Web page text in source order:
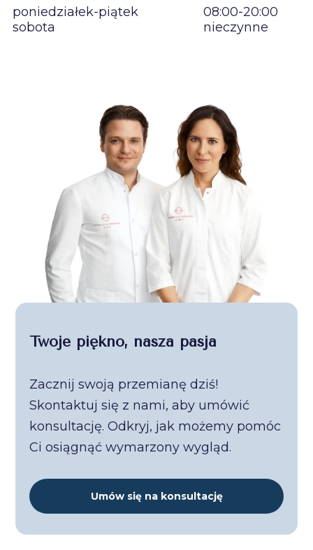
poniedziałek-piątek
08:00-20:00
sobota
nieczynne
Twoje piękno, nasza pasja
Zacznij swoją przemianę dziś!
Skontaktuj się z nami, aby umówić
konsultację. Odkryj, jak możemy pomóc
Ci osiągnąć wymarzony wygląd.
Umów się na konsultację